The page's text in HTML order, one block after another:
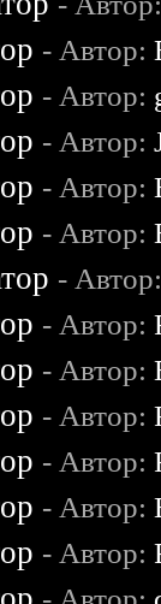
- Автор:
- Автор:
- Автор:
- Автор:
- Автор:
-
- Автор:
- Автор:
- Автор:
- Автор:
- Автор:
- Автор: